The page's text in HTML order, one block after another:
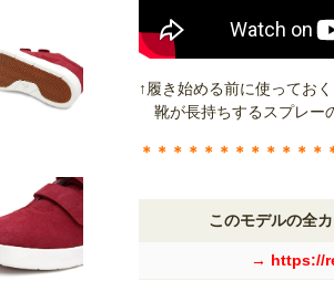
↑履き始める前に使っておく
靴が長持ちするスプレー
＊＊＊＊＊＊＊＊＊＊＊＊
このモデルの全
→ https://